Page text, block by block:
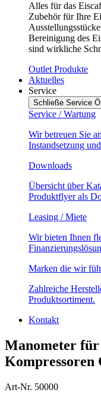
Alles für das
Zubehör für Ihre
Bereinigung des
sind wirkliche
Outlet Produkte
Aktuelles
Service
Schließe Service
Service / Wartung
Wir betreuen Sie
Instandsetzung
Downloads
Übersicht über
Produktflyer als
Leasing / Miete
Wir bieten Ihnen
Marken die wir
Zahlreiche
Produktsortiment.
Kontakt
Manometer
Art-Nr. 50000